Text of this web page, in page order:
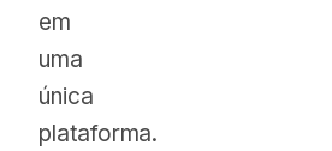
em
uma
única
plataforma.